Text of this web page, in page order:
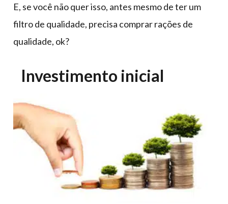
E, se você não quer isso, antes mesmo de ter um
filtro de qualidade, precisa comprar rações de
qualidade, ok?
Investimento inicial